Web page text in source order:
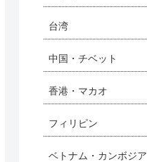
台湾
中国・チベット
香港・マカオ
フィリピン
ベトナム・カンボジア